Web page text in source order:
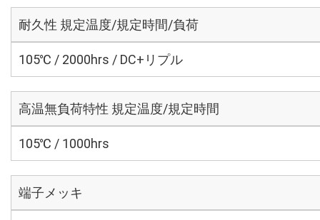
耐久性 規定温度/規定時間/負荷
105℃ / 2000hrs / DC+リプル
高温無負荷特性 規定温度/規定時間
105℃ / 1000hrs
端子メッキ